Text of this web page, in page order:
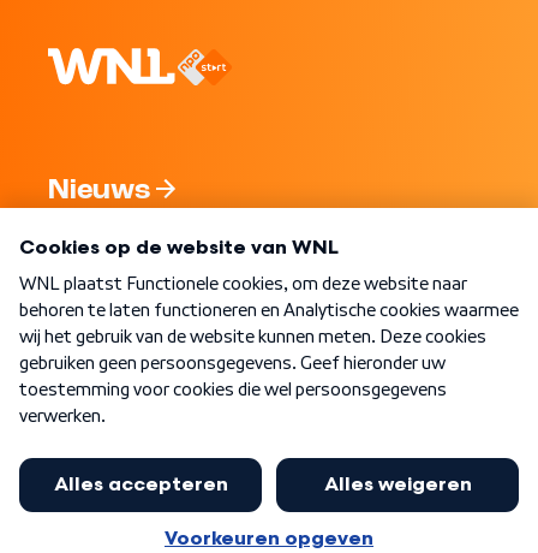
Nieuws
Nieuwsbrief
Word Lid